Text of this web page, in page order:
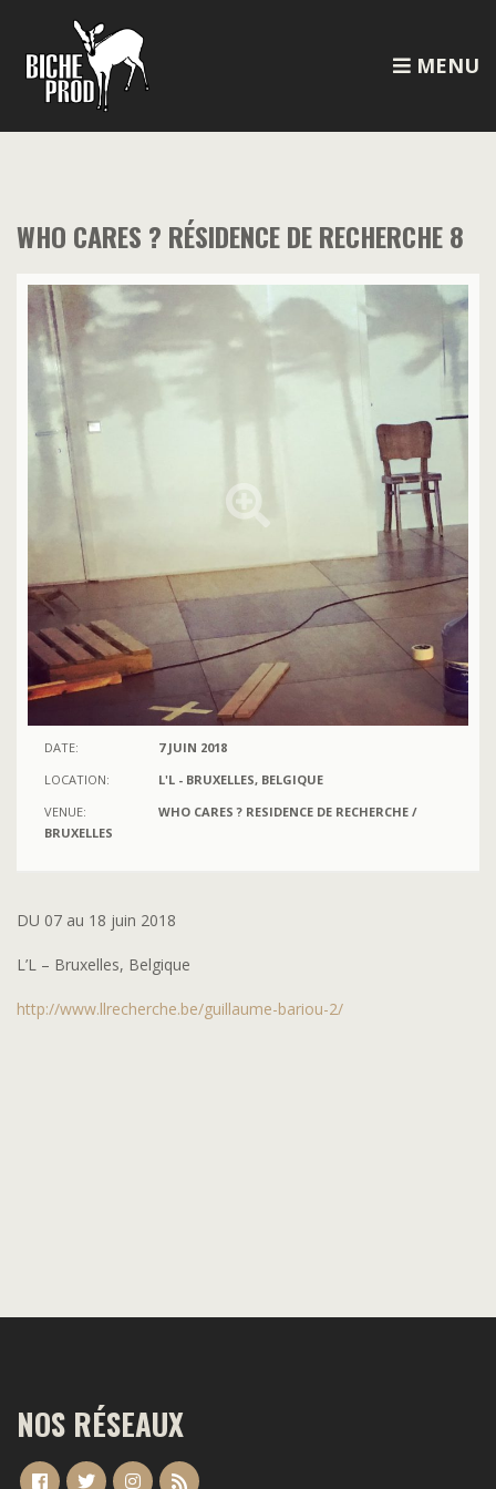
MENU
WHO CARES ? RÉSIDENCE DE RECHERCHE 8
DATE:
7 JUIN 2018
LOCATION:
L'L - BRUXELLES, BELGIQUE
VENUE:
WHO CARES ? RESIDENCE DE RECHERCHE /
BRUXELLES
DU 07 au 18 juin 2018
L’L – Bruxelles, Belgique
http://www.llrecherche.be/guillaume-bariou-2/
NOS RÉSEAUX